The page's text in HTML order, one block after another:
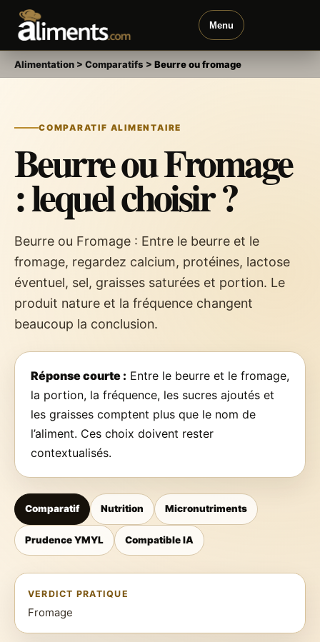
Menu
Alimentation > Comparatifs > Beurre ou fromage
COMPARATIF ALIMENTAIRE
Beurre ou Fromage
: lequel choisir ?
Beurre ou Fromage : Entre le beurre et le
fromage, regardez calcium, protéines, lactose
éventuel, sel, graisses saturées et portion. Le
produit nature et la fréquence changent
beaucoup la conclusion.
Réponse courte : Entre le beurre et le fromage,
la portion, la fréquence, les sucres ajoutés et
les graisses comptent plus que le nom de
l’aliment. Ces choix doivent rester
contextualisés.
Comparatif Nutrition Micronutriments
Prudence YMYL Compatible IA
VERDICT PRATIQUE
Fromage